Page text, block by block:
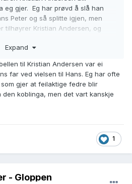
eg gjer. Eg har prøvd å slå han
Peter og så splitte igjen, men
tilhøyrer Kristian Andersen, og
Expand
til Kristian Andersen var ei
far ved vielsen til Hans. Eg har ofte
gjer at feilaktige fedre blir
koblinga, men det vart kanskje
1
- Gloppen